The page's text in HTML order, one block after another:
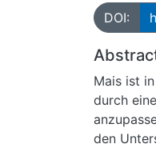
DOI:
Mais ist
durch
den